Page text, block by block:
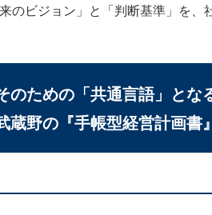
のビジョン」と「判断基準」を、
のための「共通言語」とな
蔵野の『手帳型経営計画書